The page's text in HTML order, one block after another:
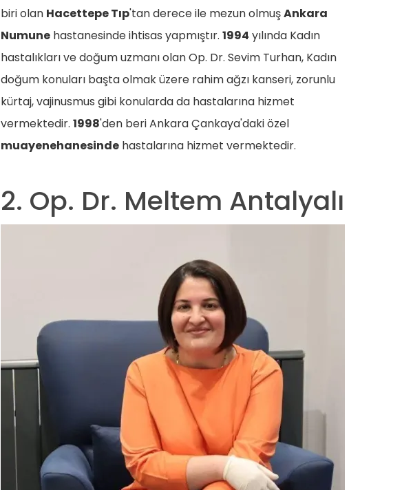
biri olan Hacettepe Tıp'tan derece ile mezun olmuşAnkara
Numune hastanesinde ihtisas yapmıştır. 1994 yılında Kadın
hastalıkları ve doğum uzmanı olan Op. Dr. Sevim Turhan, Kadın
doğum konuları başta olmak üzere rahim ağzı kanseri, zorunlu
kürtaj, vajinusmus gibi konularda da hastalarına hizmet
vermektedir. 1998'den beri Ankara Çankaya'daki özel
muayenehanesinde hastalarına hizmet vermektedir.
2. Op. Dr. Meltem Antalyalı